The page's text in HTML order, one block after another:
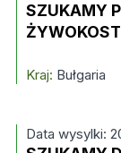
SZUKAMY
Kraj: Bułgaria
Data wysylki: